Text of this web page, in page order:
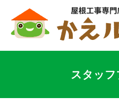
スタッ